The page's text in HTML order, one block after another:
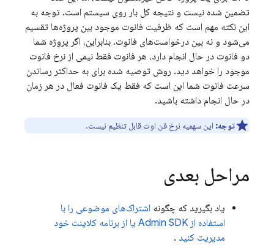
تضمین شده نیست و نتیجه کل بار روی سیستم است. توجه به
این نکته مهم است که ظرفیت فانوت موجود بین پروژه‌ها تقسیم
می‌شود و نه بین درخواست‌های فانوت. بنابراین، اگر پروژه شما
دو فانوت در حال انجام دارد، هر فانوت فقط نیمی از نرخ فانوت
موجود را خواهد دید. روش توصیه شده برای به حداکثر رساندن
سرعت فانوت شما این است که فقط یک فانوت فعال در هر زمان
در حال انجام داشته باشید.
توجه: این سهمیه نرخ فن اوت قابل تنظیم نیست.
مراحل بعدی
یاد بگیرید که چگونه اشتراک‌های موضوعی را با
استفاده از Admin SDK یا از برنامه کلاینت خود
مدیریت کنید .